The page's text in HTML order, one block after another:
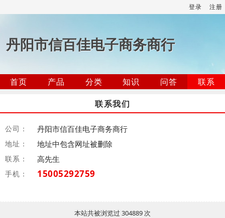
登录 注册
丹阳市信百佳电子商务商行
首页 产品 分类 知识 问答
联系
联系我们
公司： 丹阳市信百佳电子商务商行
地址： 地址中包含网址被删除
联系： 高先生
手机： 15005292759
本站共被浏览过 304889 次